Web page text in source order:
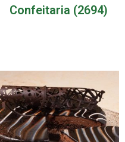
Confeitaria (2694)